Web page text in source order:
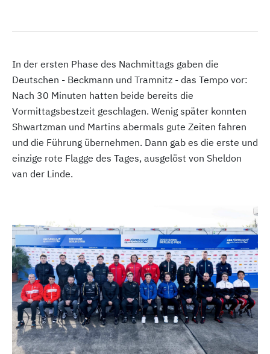
In der ersten Phase des Nachmittags gaben die
Deutschen - Beckmann und Tramnitz - das Tempo vor:
Nach 30 Minuten hatten beide bereits die
Vormittagsbestzeit geschlagen. Wenig später konnten
Shwartzman und Martins abermals gute Zeiten fahren
und die Führung übernehmen. Dann gab es die erste und
einzige rote Flagge des Tages, ausgelöst von Sheldon
van der Linde.